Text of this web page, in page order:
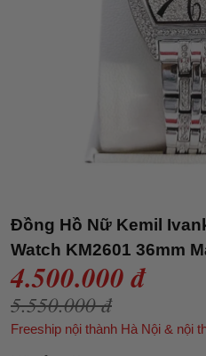
Đồng Hồ Nữ Kemil
Watch KM2601 36mm
4.500.000 đ
5.550.000 đ
Freeship nội thành Hà Nội & nội